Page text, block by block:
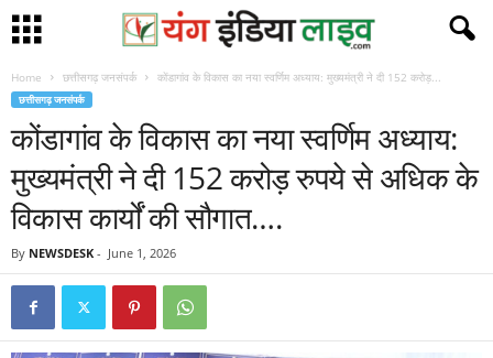
Home छत्तीसगढ़ जनसंपर्क कोंडागांव के विकास का नया स्वर्णिम अध्याय: मुख्यमंत्री ने दी 152 करोड़...
छत्तीसगढ़ जनसंपर्क
कोंडागांव के विकास का नया स्वर्णिम अध्याय:
मुख्यमंत्री ने दी 152 करोड़ रुपये से अधिक के
विकास कार्यों की सौगात….
By NEWSDESK - June 1, 2026